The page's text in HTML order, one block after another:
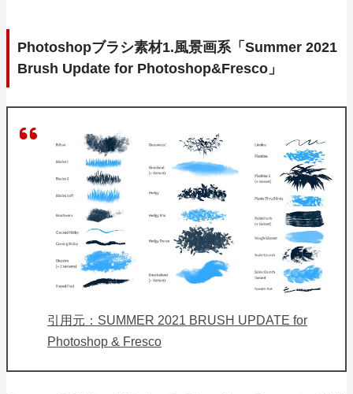
Photoshopブラシ素材1.風景画系「Summer 2021
Brush Update for Photoshop&Fresco」
引用元：SUMMER 2021 BRUSH UPDATE for
Photoshop & Fresco